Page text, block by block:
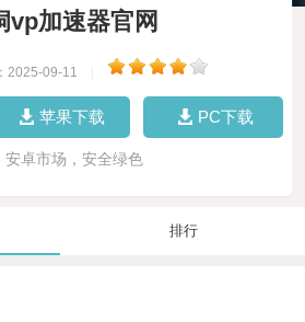
vp加速器官网
2025-09-11
苹果下载 PC下载
安卓市场，安全绿色
排行